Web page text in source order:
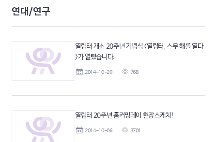
연대/연구
열림터 개소 20주년 기념식 <열림터, 스무 해를 열다
>가 열렸습니다.
2014-10-29 768
열림터 20주년 홈커밍데이 현장스케치!
2014-10-06 3701